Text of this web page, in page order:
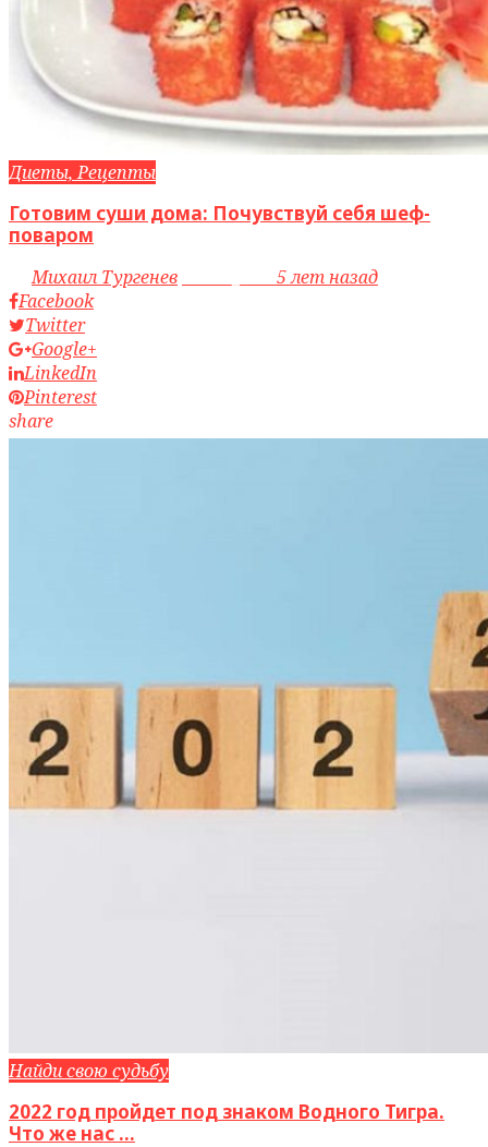
Диеты, Рецепты
Готовим суши дома: Почувствуй себя шеф-
поваром
byМихаил Тургенев
5 лет назад
Facebook
Twitter
Google+
LinkedIn
Pinterest
share
Найди свою судьбу
2022 год пройдет под знаком Водного Тигра.
Что же нас ...